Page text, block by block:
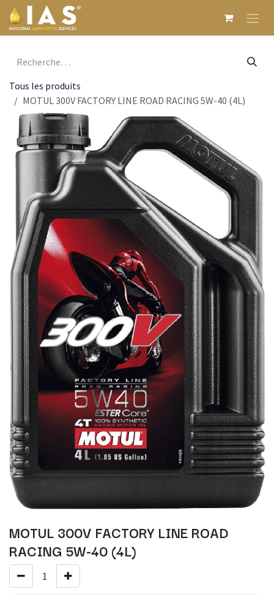
Se rendre au contenu
Tous les produits
MOTUL 300V FACTORY LINE ROAD RACING 5W-40 (4L)
MOTUL 300V FACTORY LINE ROAD
RACING 5W-40 (4L)